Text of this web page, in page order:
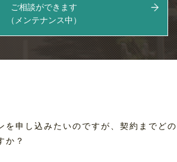
ご相談ができます
（メンテナンス中）
を申し込みたいのですが、契約までどの
か？